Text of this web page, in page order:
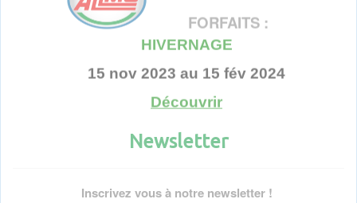
HIVERNAGE
Voir toutes les actualités
Newsletter
Inscrivez vous à notre newsletter !